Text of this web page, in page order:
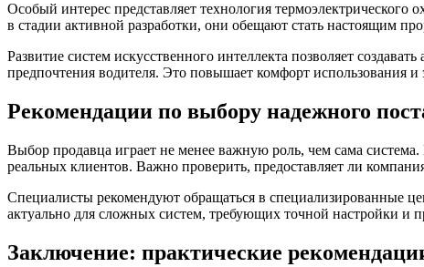
Особый интерес представляет технология термоэлектрического
в стадии активной разработки, они обещают стать настоящим
Развитие систем искусственного интеллекта позволяет
предпочтения водителя. Это повышает комфорт использования и
Рекомендации по выбору надежного
Выбор продавца играет не менее важную роль, чем сама
реальных клиентов. Важно проверить, предоставляет ли
Специалисты рекомендуют обращаться в специализированные
актуально для сложных систем, требующих точной настройки и
Заключение: практические